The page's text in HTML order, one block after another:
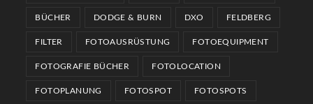
BÜCHER DODGE & BURN DXO FELDBERG
FILTER FOTOAUSRÜSTUNG FOTOEQUIPMENT
FOTOGRAFIE BÜCHER FOTOLOCATION
FOTOPLANUNG FOTOSPOT FOTOSPOTS